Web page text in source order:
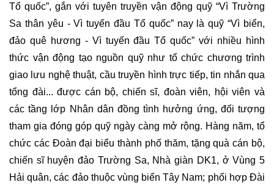
Tổ quốc”, gắn với tuyên truyền vận động quỹ “Vì Trường
Sa thân yêu - Vì tuyến đầu Tổ quốc” nay là quỹ “Vì biển,
đảo quê hương - Vì tuyến đầu Tổ quốc” với nhiều hình
thức vận động tạo nguồn quỹ như tổ chức chương trình
giao lưu nghệ thuật, cầu truyền hình trực tiếp, tin nhắn qua
tổng đài... được cán bộ, chiến sĩ, đoàn viên, hội viên và
các tầng lớp Nhân dân đồng tình hưởng ứng, đối tượng
tham gia đóng góp quỹ ngày càng mở rộng. Hàng năm, tổ
chức các Đoàn đại biểu thành phố thăm, tặng quà cán bộ,
chiến sĩ huyện đảo Trường Sa, Nhà giàn DK1, ở Vùng 5
Hải quân, các đảo thuộc vùng biển Tây Nam; phối hợp Đài